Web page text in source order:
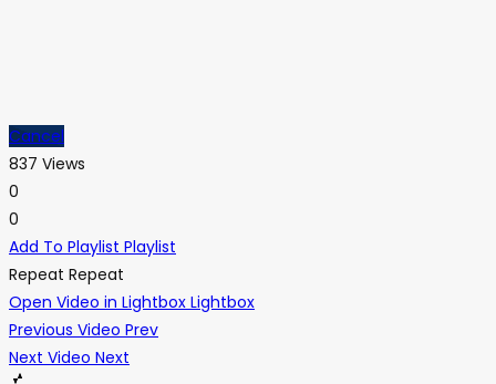
Cancel
837 Views
0
0
Add To Playlist Playlist
Repeat Repeat
Open Video in Lightbox Lightbox
Previous Video Prev
Next Video Next